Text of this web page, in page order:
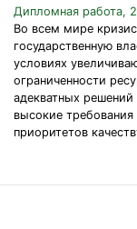
Дипломная работа,
Во всем мире
государственную
условиях
ограниченности
адекватных
высокие
приоритетов